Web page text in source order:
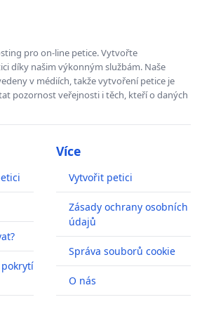
pro on-line petice. Vytvořte
díky našim výkonným službám. Naše
v médiích, takže vytvoření petice je
pozornost veřejnosti i těch, kteří o daných
pokrytí
Více
Vytvořit petici
Zásady ochrany osobních
údajů
Správa souborů cookie
O nás